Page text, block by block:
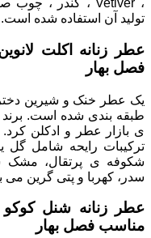
تولید آن استفاده شده است.
فصل بهار
یک عطر خنک و شیرین
ی بازار عطر و ادکلن
ترکیبات رایحه شامل
شکوفه ی پرتقال، مشک
سدر، کهربا و پتی گرین می
مناسب فصل بهار